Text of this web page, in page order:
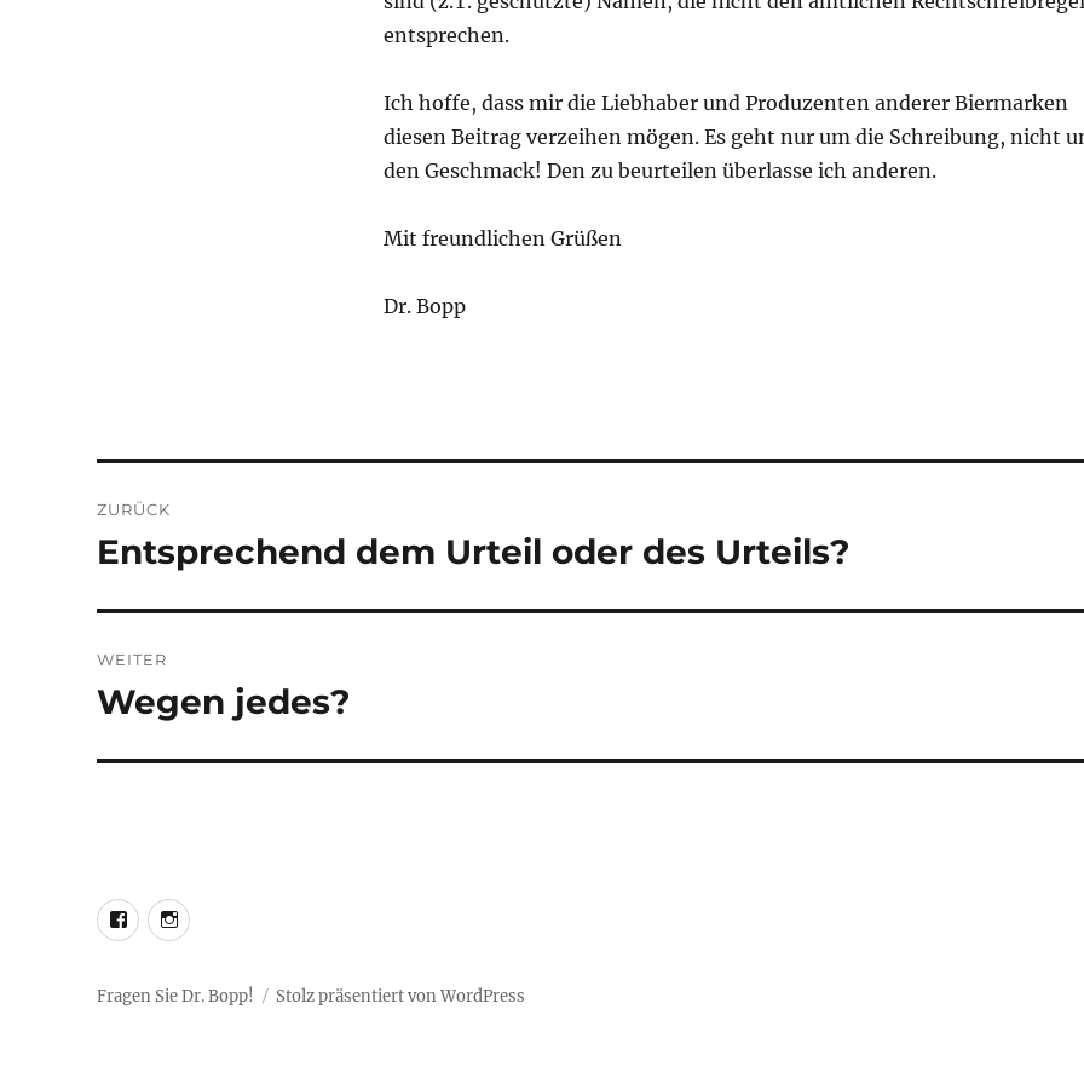
entsprechen.
Ich hoffe, dass mir die Liebhaber und Produzenten anderer Biermarken
diesen Beitrag verzeihen mögen. Es geht nur um die Schreibung, nicht
den Geschmack! Den zu beurteilen überlasse ich anderen.
Mit freundlichen Grüßen
Dr. Bopp
ZURÜCK
Vorheriger
Entsprechend dem Urteil oder des Urteils?
WEITER
Nächster
Wegen jedes?
LEO@Facebook
LEO@Instagram
Fragen Sie Dr. Bopp! Stolz präsentiert von WordPress